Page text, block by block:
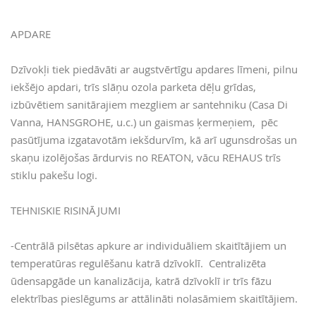
APDARE
Dzīvokļi tiek piedāvāti ar augstvērtīgu apdares līmeni, pilnu
iekšējo apdari, trīs slāņu ozola parketa dēļu grīdas,
izbūvētiem sanitārajiem mezgliem ar santehniku (Casa Di
Vanna, HANSGROHE, u.c.) un gaismas ķermeņiem, pēc
pasūtījuma izgatavotām iekšdurvīm, kā arī ugunsdrošas un
skaņu izolējošas ārdurvis no REATON, vācu REHAUS trīs
stiklu pakešu logi.
TEHNISKIE RISINĀJUMI
-Centrālā pilsētas apkure ar individuāliem skaitītājiem un
temperatūras regulēšanu katrā dzīvoklī. Centralizēta
ūdensapgāde un kanalizācija, katrā dzīvoklī ir trīs fāzu
elektrības pieslēgums ar attālināti nolasāmiem skaitītājiem.